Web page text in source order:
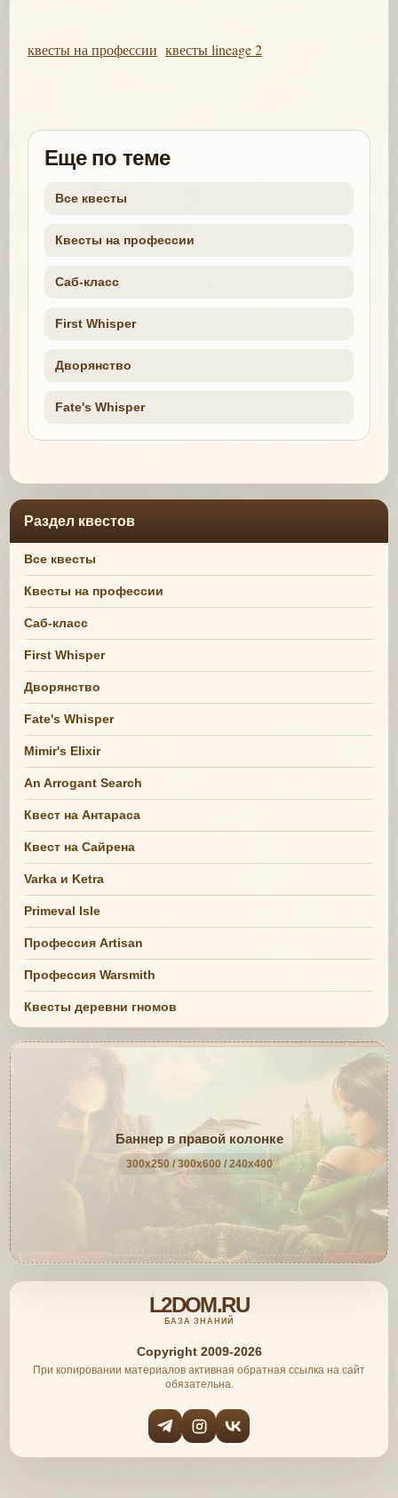
квесты на профессии квесты lineage 2
Еще по теме
Все квесты
Квесты на профессии
Саб-класс
First Whisper
Дворянство
Fate's Whisper
Раздел квестов
Все квесты
Квесты на профессии
Саб-класс
First Whisper
Дворянство
Fate's Whisper
Mimir's Elixir
An Arrogant Search
Квест на Антараса
Квест на Сайрена
Varka и Ketra
Primeval Isle
Профессия Artisan
Профессия Warsmith
Квесты деревни гномов
Баннер в правой колонке
300x250 / 300x600 / 240x400
L2DOM.RU
БАЗА ЗНАНИЙ
Copyright 2009-2026
При копировании материалов активная обратная ссылка на сайт
обязательна.